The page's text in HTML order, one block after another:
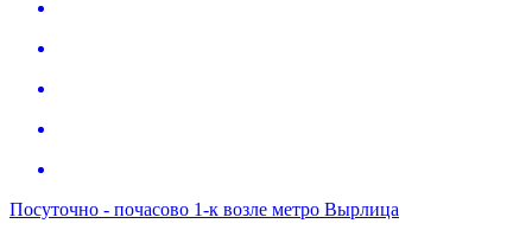
Посуточно - почасово 1-к возле метро Вырлица